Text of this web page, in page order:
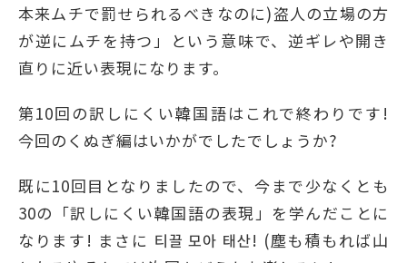
本来ムチで罰せられるべきなのに)盗人の立場の方
が逆にムチを持つ」という意味で、逆ギレや開き
直りに近い表現になります。
第10回の訳しにくい韓国語はこれで終わりです!
今回のくぬぎ編はいかがでしたでしょうか?
既に10回目となりましたので、今まで少なくとも
30の「訳しにくい韓国語の表現」を学んだことに
なります! まさに 티끌 모아 태산! (塵も積もれば山